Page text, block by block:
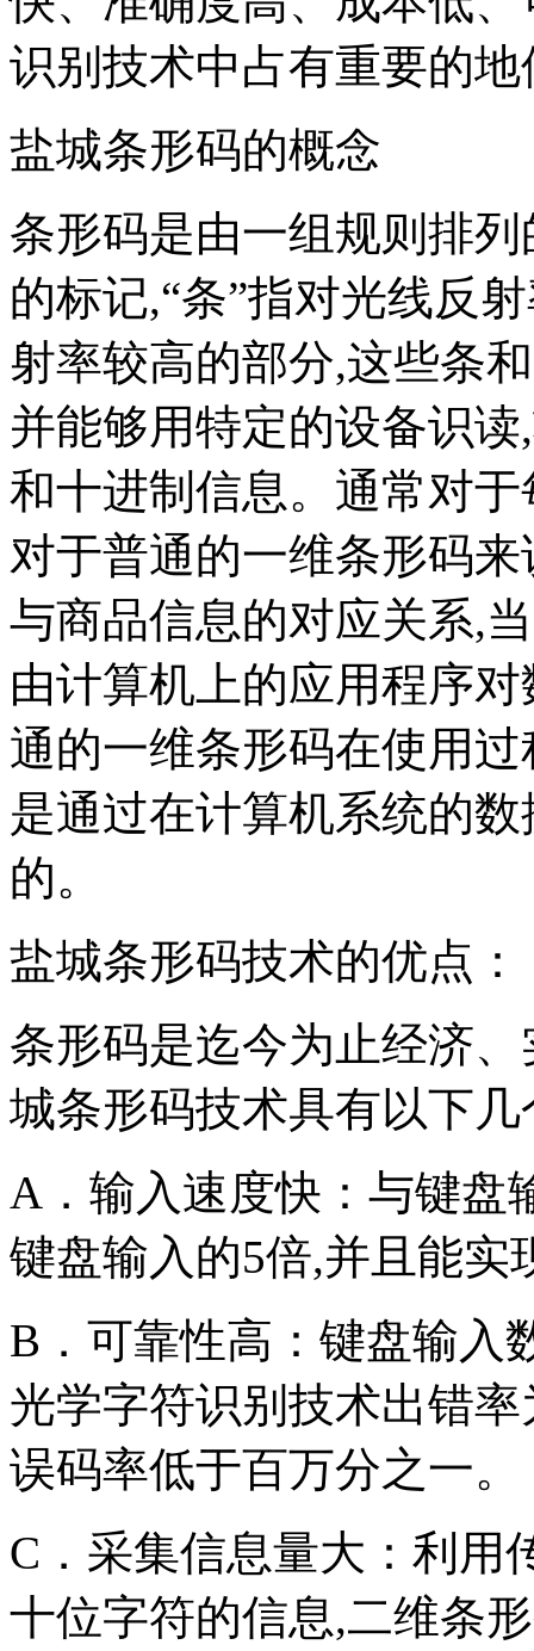
识别技术中占有重要
盐城条形码的概念
条形码是由一组规则排
的标记,“条”指对光线反
射率较高的部分,这些条
并能够用特定的设备识
和十进制信息。通常对
对于普通的一维条形码
与商品信息的对应关系,
由计算机上的应用程序
通的一维条形码在使用
是通过在计算机系统的
的。
盐城条形码技术的
条形码是迄今为止经济
城条形码技术具有以
A．输入速度快：与键盘
键盘输入的5倍,并且
B．可靠性高：键盘输入
光学字符识别技术出错
误码率低于百万分
C．采集信息量大：利用
十位字符的信息,二维条